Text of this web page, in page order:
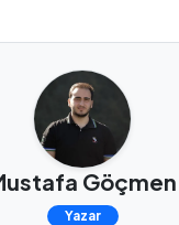
Göçmen
Yazar